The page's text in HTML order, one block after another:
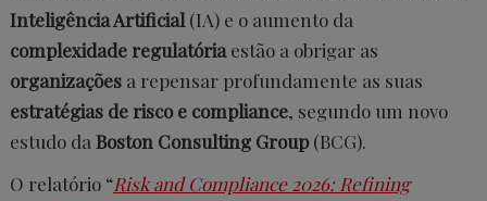
Inteligência Artificial (IA) e o aumento da
complexidade regulatóriaestão a obrigar as
organizações a repensar profundamente as suas
estratégias de risco e compliance, segundo um novo
estudo da Boston Consulting Group(BCG).
O relatório “Risk and Compliance 2026: Refining